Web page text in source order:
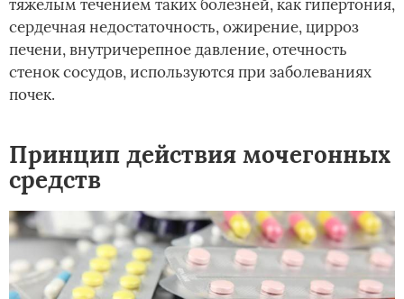
тяжелым течением таких болезней, как гипертония,
сердечная недостаточность, ожирение, цирроз
печени, внутричерепное давление, отечность
стенок сосудов, используются при заболеваниях
почек.
Принцип действия мочегонных
средств